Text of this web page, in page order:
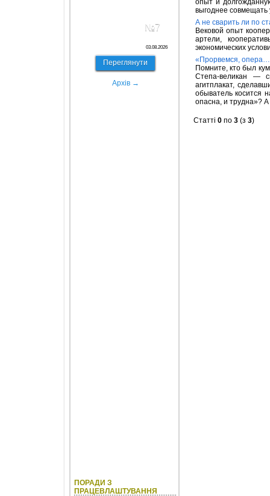
№7
03.08.2026
Переглянути
Архів →
ПОРАДИ З
ПРАЦЕВЛАШТУВАННЯ
опыт и
выгоднее совмещать
А не сварить ли по
Вековой опыт
артели,
экономических
«Прорвемся,
Помните, кто был
Степа-великан —
агитплакат,
обыватель косится
опасна, и трудна»?
Статті 0 по 3 (з 3)